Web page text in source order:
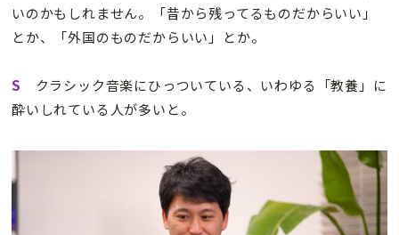
いのかもしれません。「昔から残ってるものだからいい」
とか、「外国のものだからいい」とか。
S クラシック音楽にひっついている、いわゆる「教養」に
酔いしれている人が多いと。